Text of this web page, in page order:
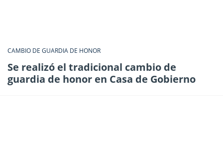
CAMBIO DE GUARDIA DE HONOR
Se realizó el tradicional cambio de
guardia de honor en Casa de Gobierno